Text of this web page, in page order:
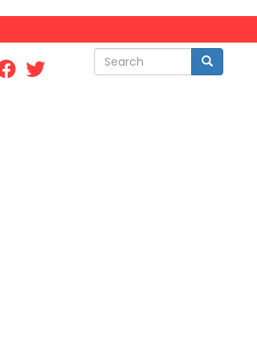
Search Search